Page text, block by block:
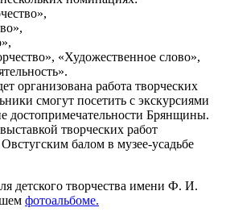
«Художественное слово»,
организована работа творческих
смогут посетить с экскурсиями
достопримечательности Брянщины.
творческих работ
балом в музее-усадьбе
детского творчества имени Ф. И.
фотоальбоме.